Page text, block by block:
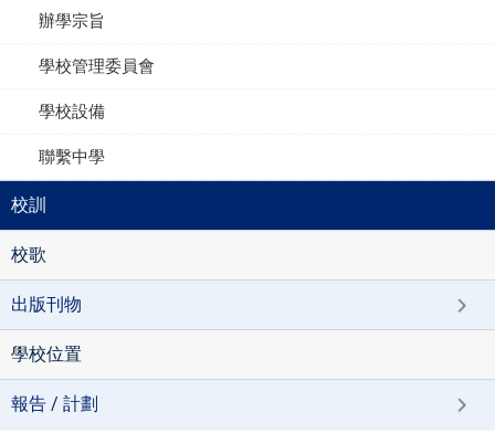
辦學宗旨
學校管理委員會
學校設備
聯繫中學
校訓
校歌
出版刊物
學校位置
報告 / 計劃